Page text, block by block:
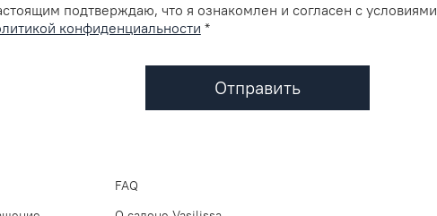
подтверждаю, что я ознакомлен и согласен с условиями
конфиденциальности *
Отправить
FAQ